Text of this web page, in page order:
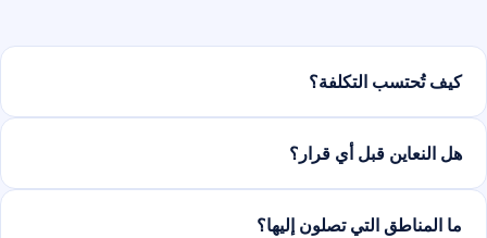
كيف تُحتسب التكلفة؟
هل النعاين قبل أي قرار؟
ما المناطق التي تصلون إليها؟